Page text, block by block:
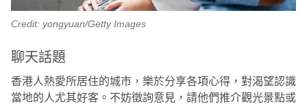
Credit: yongyuan/Getty Images
聊天話題
香港人熱愛所居住的城市，樂於分享各項心得，對渴望認識
當地的人尤其好客。不妨徵詢意見，請他們推介觀光景點或